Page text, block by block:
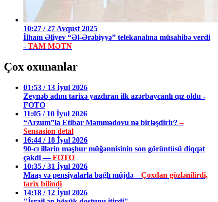
10:27 / 27 Avqust 2025
İlham Əliyev “Əl-Ərəbiyyə” telekanalına müsahibə verdi
- TAM MƏTN
Çox oxunanlar
01:53 / 13 İyul 2026
Zeynəb adını tarixə yazdıran ilk azərbaycanlı qız oldu -
FOTO
11:05 / 10 İyul 2026
“Arzum”la Etibar Məmmədovu nə birləşdirir?–
Sensasion detal
16:44 / 18 İyul 2026
90-cı illərin məşhur müğənnisinin son görüntüsü diqqət
çəkdi —FOTO
10:35 / 31 İyul 2026
Maaş və pensiyalarla bağlı müjdə –Çoxdan gözlənilirdi,
tarix bilindi
14:18 / 12 İyul 2026